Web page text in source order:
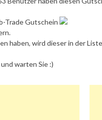
Trade Gutschein
haben, wird dieser in der
warten Sie :)